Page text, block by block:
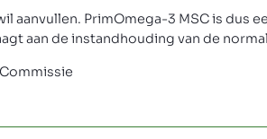
PrimOmega-3 MSC is dus
aan de instandhouding van de